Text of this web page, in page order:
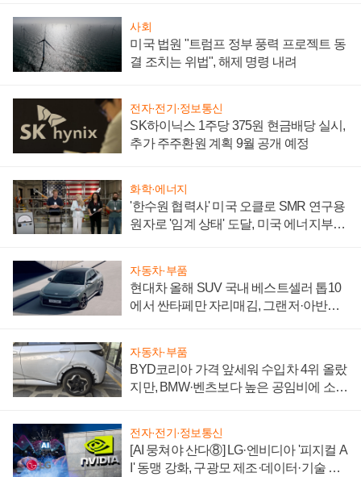
사회
미국 법원 "트럼프 정부 풍력 프로젝트 동
결 조치는 위법", 해제 명령 내려
전자·전기·정보통신
SK하이닉스 1주당 375원 현금배당 실시,
추가 주주환원 계획 9월 공개 예정
화학·에너지
'한수원 협력사' 미국 오클로 SMR 연구용
원자로 '임계 상태' 도달, 미국 에너지부
자동차·부품
현대차 올해 SUV 국내 베스트셀러 톱10
에서 싼타페만 자리매김, 그랜저·아반떼
자동차·부품
BYD코리아 가격 앞세워 수입차 4위 올랐
지만, BMW·벤츠보다 높은 공임비에 소비
전자·전기·정보통신
[AI 뭉쳐야 산다⑧] LG·엔비디아 '피지컬 A
I' 동맹 강화, 구광모 제조·데이터·기술 결